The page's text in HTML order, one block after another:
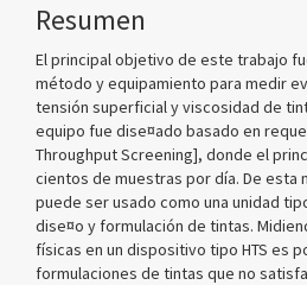
Resumen
El principal objetivo de este trabajo
método y equipamiento para medir
tensión superficial y viscosidad de
equipo fue dise¤ado basado en
Throughput Screening], donde el
cientos de muestras por día. De esta
puede ser usado como una unidad
dise¤o y formulación de tintas.
físicas en un dispositivo tipo HTS es
formulaciones de tintas que no